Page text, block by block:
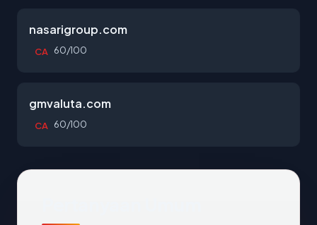
nasarigroup.com
CA 60/100
gmvaluta.com
CA 60/100